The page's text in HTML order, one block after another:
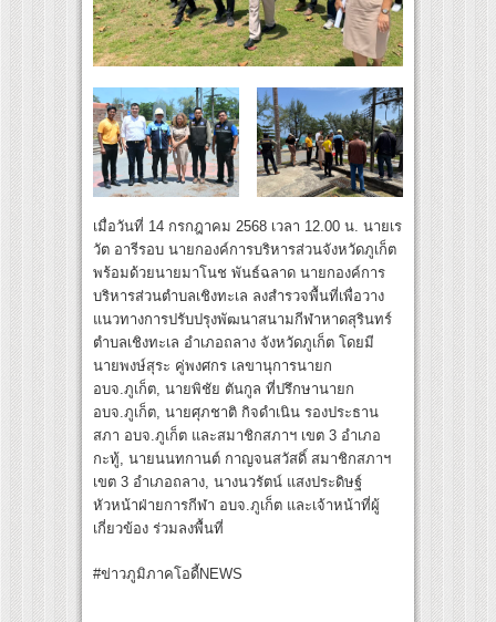
เมื่อวันที่ 14 กรกฎาคม 2568 เวลา 12.00 น. นายเร
วัต อารีรอบ นายกองค์การบริหารส่วนจังหวัดภูเก็ต
พร้อมด้วยนายมาโนช พันธ์ฉลาด นายกองค์การ
บริหารส่วนตำบลเชิงทะเล ลงสำรวจพื้นที่เพื่อวาง
แนวทางการปรับปรุงพัฒนาสนามกีฬาหาดสุรินทร์
ตำบลเชิงทะเล อำเภอถลาง จังหวัดภูเก็ต โดยมี
นายพงษ์สุระ คู่พงศกร เลขานุการนายก
อบจ.ภูเก็ต, นายพิชัย ตันกูล ที่ปรึกษานายก
อบจ.ภูเก็ต, นายศุภชาติ กิจดำเนิน รองประธาน
สภา อบจ.ภูเก็ต และสมาชิกสภาฯ เขต 3 อำเภอ
กะทู้, นายนนทกานต์ กาญจนสวัสดิ์ สมาชิกสภาฯ
เขต 3 อำเภอถลาง, นางนวรัตน์ แสงประดิษฐ์
หัวหน้าฝ่ายการกีฬา อบจ.ภูเก็ต และเจ้าหน้าที่ผู้
เกี่ยวข้อง ร่วมลงพื้นที่
#ข่าวภูมิภาคโอดี้NEWS